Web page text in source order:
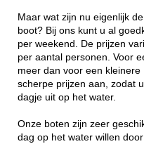
Maar wat zijn nu eigenlijk
boot? Bij ons kunt u al
per weekend. De prijzen
per aantal personen. Voor
meer dan voor een
scherpe prijzen aan, zodat
dagje uit op het water.
Onze boten zijn zeer
dag op het water willen